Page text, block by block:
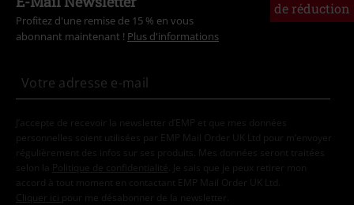
de réduction
Profitez d'une remise de 15 % en vous
abonnant maintenant ! Plus d'informations
J’accepte de recevoir la newsletter d’EMP et que mes données
personnelles soient utilisées par EMP Mail Order UK Ltd pour m’envoyer
régulièrement des infos sur ses produits. Mes données seront traitées
selon la
Politique de confidentialité . Je sais que je peux retirer mon
accord à tout moment en contactant EMP Mail Order UK Ltd.
Cliquer ici pour me désabonner de la newsletter.